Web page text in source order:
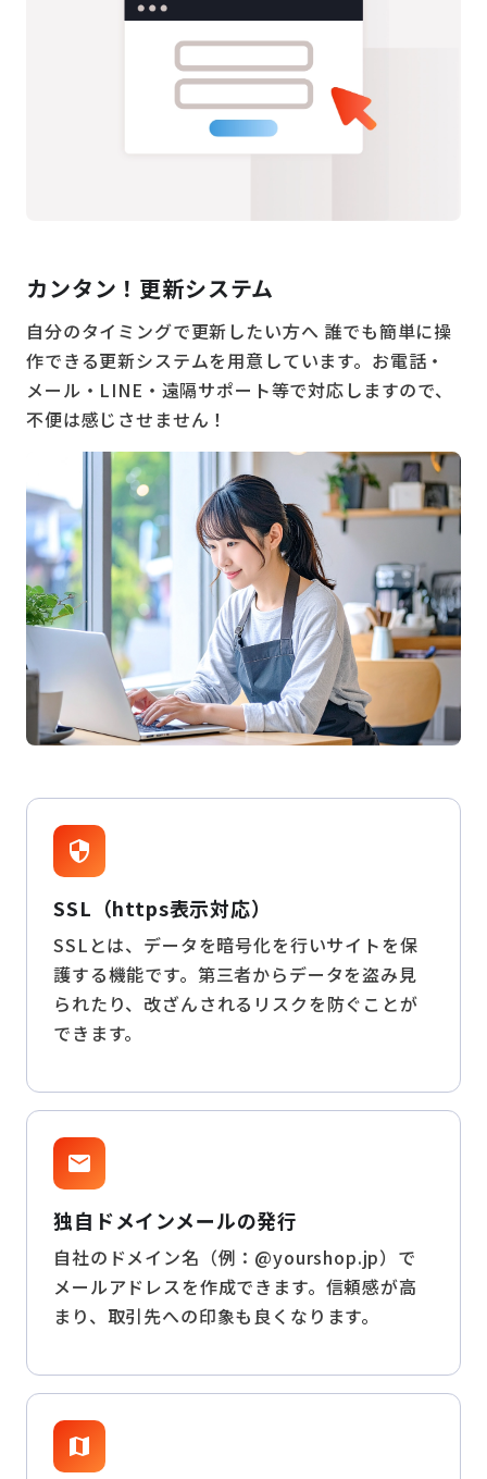
カンタン！更新システム
自分のタイミングで更新したい方へ 誰でも簡単に操
作できる更新システムを用意しています。お電話・
メール・LINE・遠隔サポート等で対応しますので、
不便は感じさせません！
security
SSL（https表示対応）
SSLとは、データを暗号化を行いサイトを保
護する機能です。第三者からデータを盗み見
られたり、改ざんされるリスクを防ぐことが
できます。
mail
独自ドメインメールの発行
自社のドメイン名（例：@yourshop.jp）で
メールアドレスを作成できます。信頼感が高
まり、取引先への印象も良くなります。
map